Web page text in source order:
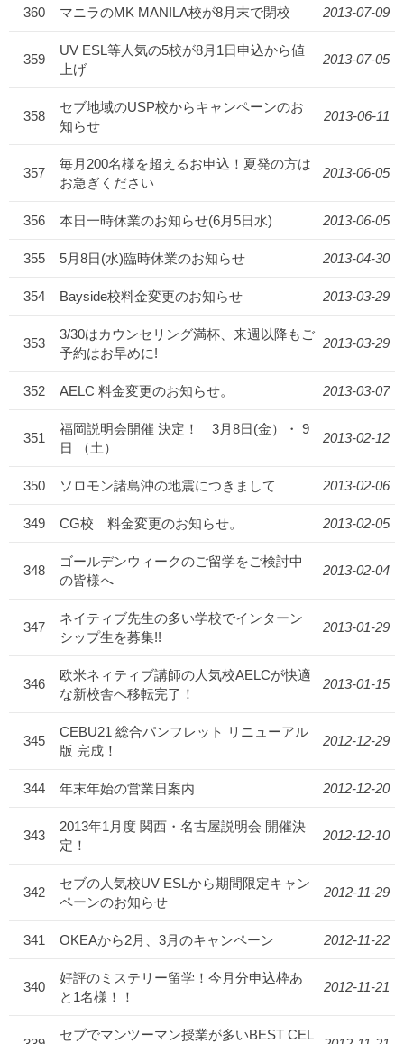
360 マニラのMK MANILA校が8月末で閉校 2013-07-09
359
UV ESL等人気の5校が8月1日申込から値
上げ
2013-07-05
358
セブ地域のUSP校からキャンペーンのお
知らせ
2013-06-11
357
毎月200名様を超えるお申込！夏発の方は
お急ぎください
2013-06-05
356 本日一時休業のお知らせ(6月5日水) 2013-06-05
355 5月8日(水)臨時休業のお知らせ 2013-04-30
354 Bayside校料金変更のお知らせ 2013-03-29
353
3/30はカウンセリング満杯、来週以降もご
予約はお早めに!
2013-03-29
352 AELC 料金変更のお知らせ。 2013-03-07
351
福岡説明会開催 決定！ 3月8日(金）・ 9
日 （土）
2013-02-12
350 2013-02-06
349 CG校 料金変更のお知らせ。 2013-02-05
348
ゴールデンウィークのご留学をご検討中
の皆様へ
2013-02-04
347
ネイティブ先生の多い学校でインターン
シップ生を募集!!
2013-01-29
346
欧米ネィティブ講師の人気校AELCが快適
な新校舎へ移転完了！
2013-01-15
345
CEBU21 総合パンフレット リニューアル
版 完成！
2012-12-29
344 年末年始の営業日案内 2012-12-20
343
2013年1月度 関西・名古屋説明会 開催決
定！
2012-12-10
342
セブの人気校UV ESLから期間限定キャン
ペーンのお知らせ
2012-11-29
341 OKEAから2月、3月のキャンペーン 2012-11-22
340
好評のミステリー留学！今月分申込枠あ
と1名様！！
2012-11-21
セブでマンツーマン授業が多いBEST CEL